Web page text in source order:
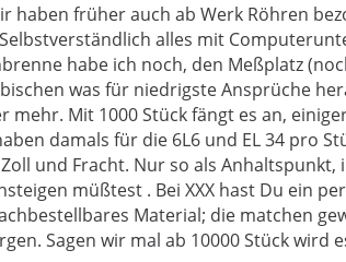
haben früher auch ab Werk Röhren
alles mit
habe ich noch, den Meßplatz
was für niedrigste Ansprüche
mehr. Mit 1000 Stück fängt es an,
damals für die 6L6 und EL 34 pro
und Fracht. Nur so als Anhaltspunkt,
müßtest . Bei XXX hast Du ein
Material; die matchen
Sagen wir mal ab 10000 Stück wird